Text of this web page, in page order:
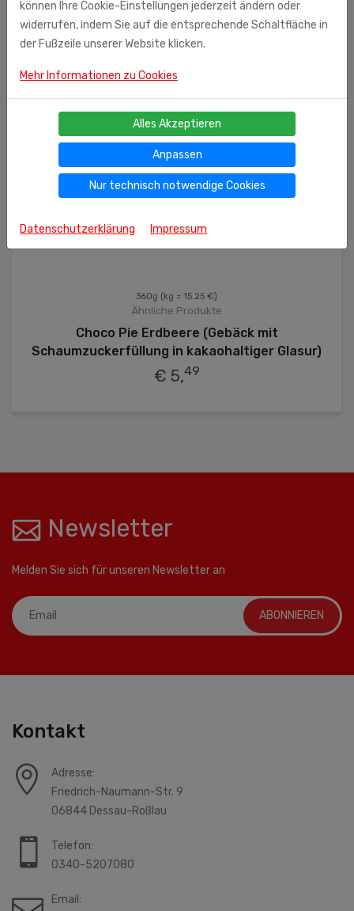
360g (kg = 15.25 €)
Ähnliche Produkte
Choco Pie Erdbeere (Gebäck mit
Schaumzuckerfüllung in kakaohaltiger Glasur)
€ 5,49
Newsletter
Melden Sie sich für unseren Newsletter an
ABONNIEREN
Kontakt
Adresse:
Friedrich-Naumann-Str. 9
06844 Dessau-Roßlau
Telefon:
0340-5207080
Email:
können Ihre Cookie-Einstellungen jederzeit ändern oder
widerrufen, indem Sie auf die entsprechende Schaltfläche in
der Fußzeile unserer Website klicken.
Mehr Informationen zu Cookies
Alles Akzeptieren
Anpassen
Nur technisch notwendige Cookies
Datenschutzerklärung Impressum